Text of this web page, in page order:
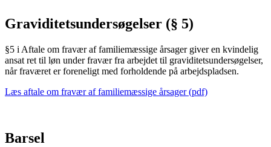
Graviditetsundersøgelser (§ 5)
§5 i Aftale om fravær af familiemæssige årsager giver en kvindelig
ansat ret til løn under fravær fra arbejdet til graviditetsundersøgelser,
når fraværet er foreneligt med forholdende på arbejdspladsen.
Læs aftale om fravær af familiemæssige årsager (pdf)
Barsel